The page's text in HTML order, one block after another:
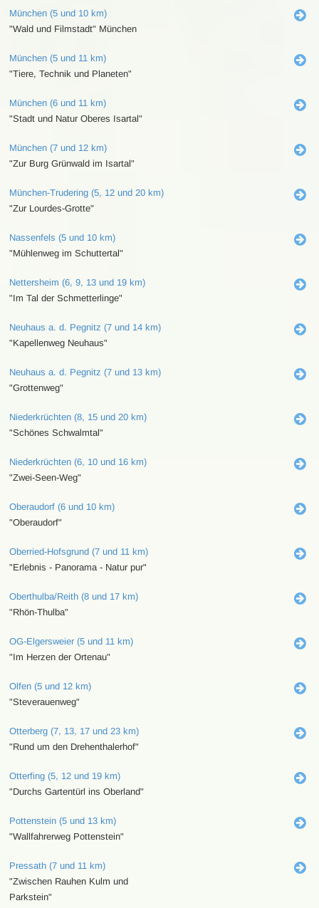
München (5 und 10 km)
"Wald und Filmstadt" München
München (5 und 11 km)
"Tiere, Technik und Planeten"
München (6 und 11 km)
"Stadt und Natur Oberes Isartal"
München (7 und 12 km)
"Zur Burg Grünwald im Isartal"
München-Trudering (5, 12 und 20 km)
"Zur Lourdes-Grotte"
Nassenfels (5 und 10 km)
"Mühlenweg im Schuttertal"
Nettersheim (6, 9, 13 und 19 km)
"Im Tal der Schmetterlinge"
Neuhaus a. d. Pegnitz (7 und 14 km)
"Kapellenweg Neuhaus"
Neuhaus a. d. Pegnitz (7 und 13 km)
"Grottenweg"
Niederkrüchten (8, 15 und 20 km)
"Schönes Schwalmtal"
Niederkrüchten (6, 10 und 16 km)
"Zwei-Seen-Weg"
Oberaudorf (6 und 10 km)
"Oberaudorf"
Oberried-Hofsgrund (7 und 11 km)
"Erlebnis - Panorama - Natur pur"
Oberthulba/Reith (8 und 17 km)
"Rhön-Thulba"
OG-Elgersweier (5 und 11 km)
"Im Herzen der Ortenau"
Olfen (5 und 12 km)
"Steverauenweg"
Otterberg (7, 13, 17 und 23 km)
"Rund um den Drehenthalerhof"
Otterfing (5, 12 und 19 km)
"Durchs Gartentürl ins Oberland"
Pottenstein (5 und 13 km)
"Wallfahrerweg Pottenstein"
Pressath (7 und 11 km)
"Zwischen Rauhen Kulm und
Parkstein"